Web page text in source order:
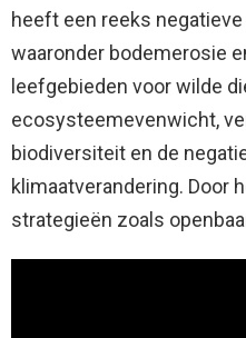
heeft een reeks
waaronder bodemerosie
leefgebieden voor wilde
ecosysteemevenwicht,
biodiversiteit en de
klimaatverandering. Door
strategieën zoals